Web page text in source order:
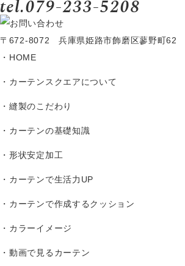
〒672-8072 兵庫県姫路市飾磨区蓼野町62
HOME
カーテンスクエアについて
縫製のこだわり
カーテンの基礎知識
形状安定加工
カーテンで生活力UP
カーテンで作成するクッション
カラーイメージ
動画で見るカーテン